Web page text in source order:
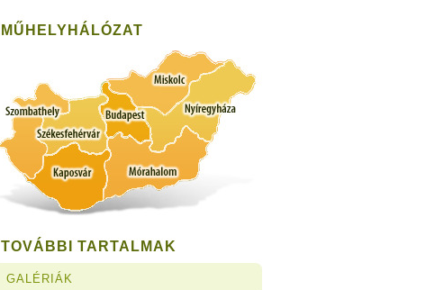
MŰHELYHÁLÓZAT
TOVÁBBI TARTALMAK
GALÉRIÁK